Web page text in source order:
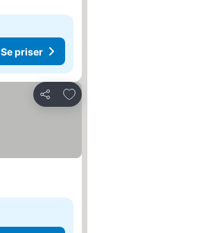
Se priser
Del
Føj til favoritter